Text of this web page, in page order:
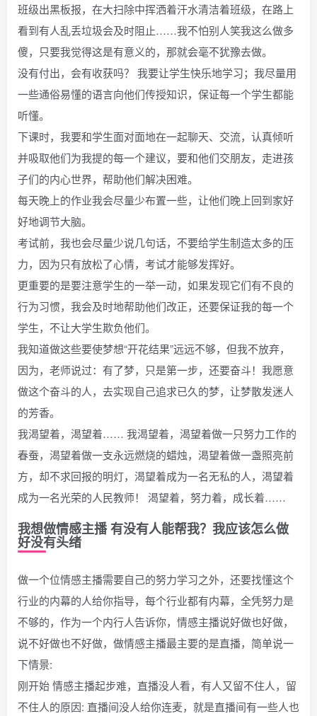
班级出黑板报，在大扫除中挥洒着汗水清洁着班级，在路上
看到有人乱丢垃圾会及时阻止……我不怕别人笑我这么做多
傻，只要我觉得这是有意义的，那就会毫不犹豫去做。
没有付出，会有收获吗？ 我要让学生快乐地学习；我尽量用
一些通俗易懂的语言向他们传授知识，保证每一个学生都能
听懂。
下课时，我要和学生面对面地在一起聊天、交流，认真倾听
并吸取他们为我提的每一个建议，要和他们交朋友，走进孩
子们的内心世界，帮助他们解决困难。
每天晚上的作业我会尽量少布置一些，让他们晚上回到家好
好地调节大脑。
考试前，我也会尽量少说几句话，不要给学生制造太多的压
力，因为只有放松了心情，考试才能够发挥好。
更重要的是要注意学生的一举一动，如果发现它们有不良的
行为习惯，我会及时地帮助他们改正，还要保证我的每一个
学生，不让大学生欺负他们。
我知道做这些要使梦想“开花结果”远远不够，但我不放弃，
因为，老师说过：有了梦，只是第一步，还要奋斗！我愿意
做这个奋斗的人，去实现自己追求已久的梦，让梦散发迷人
的芳香。
我渴望着，渴望着…… 我渴望着，渴望着做一只努力工作的
春蚕，渴望着做一支永远燃烧的蜡烛，渴望着做一盏照亮前
方，却不求回报的明灯，渴望着成为一名无私的人，渴望着
成为一名光荣的人民教师！ 渴望着，努力着，成长着……
我想做情感主播 有没有人能帮我？我应该怎么做
好没有头绪
做一个位情感主播需要自己的努力学习之外，还要找懂这个
行业的内幕的人给你指导，每个行业都有内幕，全凭努力是
不够的，作为一个内行人告诉你，情感主播说好做也好做，
说不好做也不好做，做情感主播最主要的是直播，简单说一
下情景:
刚开始 情感主播起步难，直播没人看，有人又留不住人，留
不住人的原因: 直播间没人给你连麦，就是直播间有一些人也